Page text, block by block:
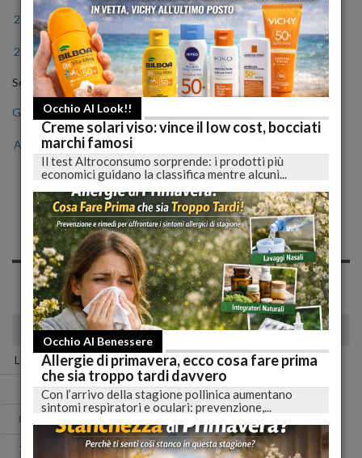
2017 2018 2019 2020 2021 2022
2023 2024 2025 2026
Seleziona il mese
Gen Feb Mar
Ago Set Ott
Notizie di Giovedì, 13
Giugno 2019
Spiacente, non sono presenti news nell'archivio per questo
giorno!
giugno 2019
Lun Mar Mer Gio Ven Sab Dom
01 02
03
10 11 12 13 14 15 16
Occhio Al Look!!
Creme solari viso: vince il low cost, bocciati
marchi famosi
Il test Altroconsumo sorprende: i prodotti più
economici guidano la classifica mentre alcuni...
Occhio Al Benessere
Allergie di primavera, ecco cosa fare prima
che sia troppo tardi davvero
Con l’arrivo della stagione pollinica aumentano
sintomi respiratori e oculari: prevenzione,...